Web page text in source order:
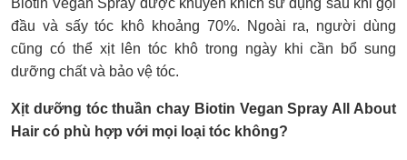
Biotin Vegan Spray được khuyến khích sử dụng sau khi gội
đầu và sấy tóc khô khoảng 70%. Ngoài ra, người dùng
cũng có thể xịt lên tóc khô trong ngày khi cần bổ sung
dưỡng chất và bảo vệ tóc.
Xịt dưỡng tóc thuần chay Biotin Vegan Spray All About
Hair có phù hợp với mọi loại tóc không?